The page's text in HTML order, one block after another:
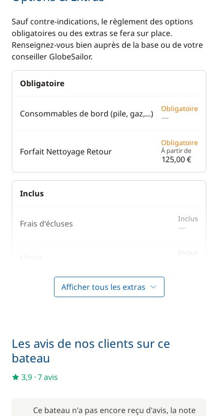
Sauf contre-indications, le règlement des options
obligatoires ou des extras se fera sur place.
Renseignez-vous bien auprès de la base ou de votre
conseiller GlobeSailor.
Obligatoire
Consommables de bord (pile, gaz,...) Obligatoire
—
Forfait Nettoyage Retour
Obligatoire
À partir de
125,00 €
Inclus
Frais d'écluses Inclus
—
Literie Inclus
Prise en main du bateau
En option
Afficher tous les extras
Les avis de nos clients sur ce
bateau
3,9 · 7 avis
Ce bateau n'a pas encore reçu d'avis, la note